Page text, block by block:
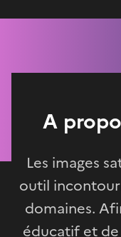
A
Les images
outil
domaines.
éducatif et